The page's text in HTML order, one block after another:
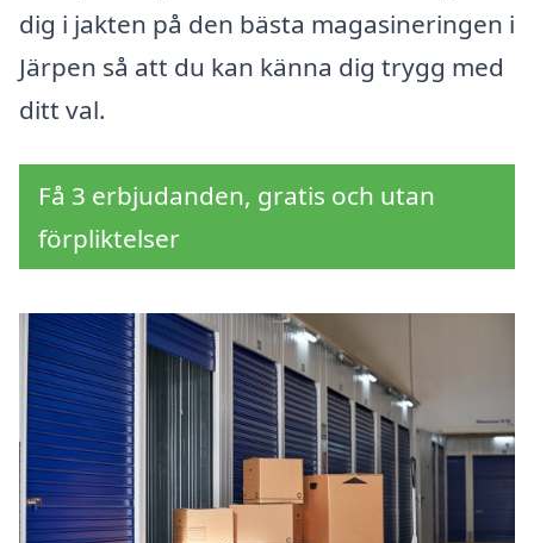
dig i jakten på den bästa magasineringen i
Järpen så att du kan känna dig trygg med
ditt val.
Få 3 erbjudanden, gratis och utan
förpliktelser